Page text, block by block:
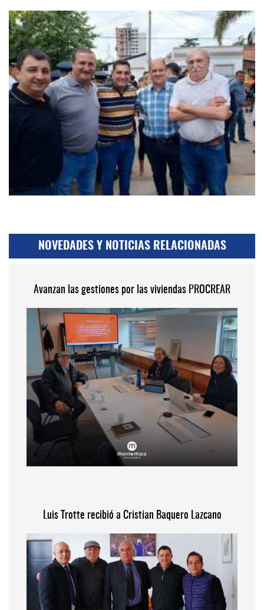
NOVEDADES Y NOTICIAS RELACIONADAS
Avanzan las gestiones por las viviendas PROCREAR
Luis Trotte recibió a Cristian Baquero Lazcano